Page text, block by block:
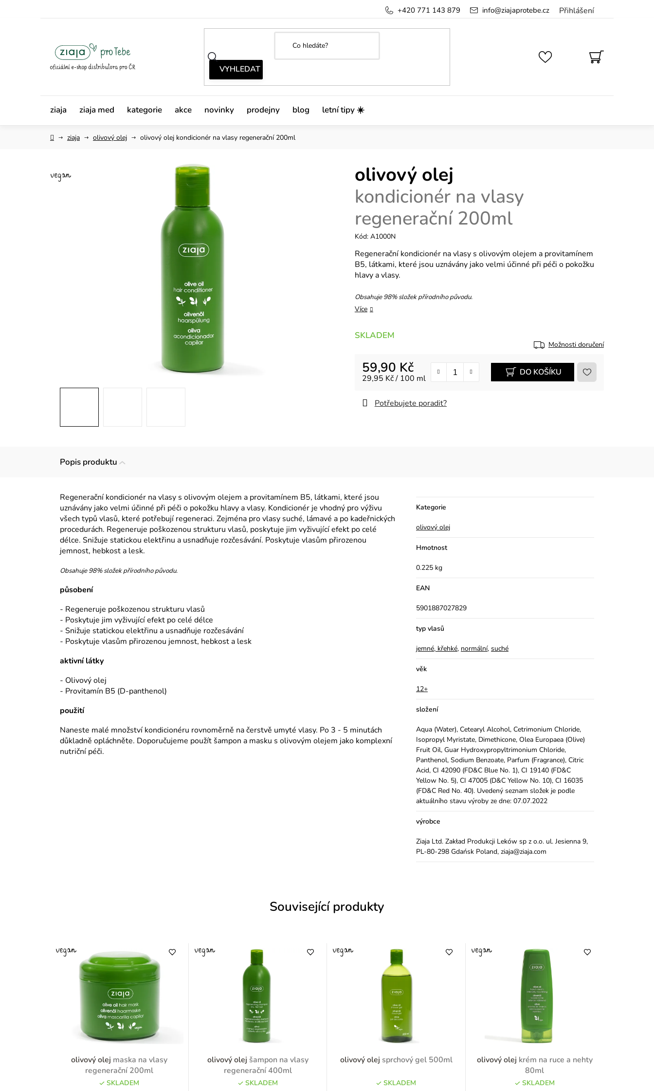
Přihlášení
info@ziajaprotebe.cz
+420 771 143 879
NÁKUPNÍ
KOŠÍK
ziaja ziaja med kategorie akce novinky prodejny blog letní tipy ☀️
Domůziaja olivový olej olivový olej kondicionér na vlasy regenerační 200ml
olivový olej
kondicionér na vlasy
regenerační 200ml
Kód: A1000N
Regenerační kondicionér na vlasy s olivovým olejem a provitamínem
B5, látkami, které jsou uznávány jako velmi účinné při péči o pokožku
hlavy a vlasy.
Obsahuje 98% složek přírodního původu.
Více
SKLADEM
Možnosti doručení
59,90 Kč
Měrná cena:
29,95 Kč / 100 ml
DO KOŠÍKU
Potřebujete poradit?
Popis produktu
Regenerační kondicionér na vlasy s olivovým olejem a provitamínem B5, látkami, které jsou
uznávány jako velmi účinné při péči o pokožku hlavy a vlasy. Kondicionér je vhodný pro výživu
všech typů vlasů, které potřebují regeneraci. Zejména pro vlasy suché, lámavé a po kadeřnických
procedurách. Regeneruje poškozenou strukturu vlasů, poskytuje jim vyživující efekt po celé
délce. Snižuje statickou elektřinu a usnadňuje rozčesávání. Poskytuje vlasům přirozenou
jemnost, hebkost a lesk.
Obsahuje 98% složek přírodního původu.
působení
- Regeneruje poškozenou strukturu vlasů
- Poskytuje jim vyživující efekt po celé délce
- Snižuje statickou elektřinu a usnadňuje rozčesávání
- Poskytuje vlasům přirozenou jemnost, hebkost a lesk
aktivní látky
- Olivový olej
- Provitamín B5 (D-panthenol)
použití
Naneste malé množství kondicionéru rovnoměrně na čerstvě umyté vlasy. Po 3 - 5 minutách
důkladně opláchněte. Doporučujeme použít šampon a masku s olivovým olejem jako komplexní
nutriční péči.
Kategorie
olivový olej
Hmotnost
0.225 kg
EAN
5901887027829
typ vlasů
jemné, křehké, normální, suché
věk
12+
složení
Aqua (Water), Cetearyl Alcohol, Cetrimonium Chloride,
Isopropyl Myristate, Dimethicone, Olea Europaea (Olive)
Fruit Oil, Guar Hydroxypropyltrimonium Chloride,
Panthenol, Sodium Benzoate, Parfum (Fragrance), Citric
Acid, CI 42090 (FD&C Blue No. 1), CI 19140 (FD&C
Yellow No. 5), CI 47005 (D&C Yellow No. 10), CI 16035
(FD&C Red No. 40). Uvedený seznam složek je podle
aktuálního stavu výroby ze dne: 07.07.2022
výrobce
Ziaja Ltd. Zakład Produkcji Leków sp z o.o. ul. Jesienna 9,
PL-80-298 Gdańsk Poland, ziaja@ziaja.com
Související produkty
olivový olej maska na vlasy
regenerační 200ml
SKLADEM
olivový olej šampon na vlasy
regenerační 400ml
SKLADEM
olivový olej sprchový gel 500ml
SKLADEM
olivový olej krém na ruce a nehty
80ml
SKLADEM